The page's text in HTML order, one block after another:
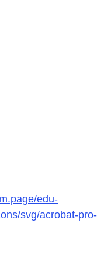
edu-
svg/acrobat-pro-